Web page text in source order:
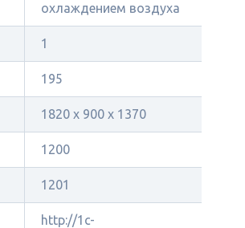
охлаждением воздуха
1
195
1820 х 900 х 1370
1200
1201
http://1c-